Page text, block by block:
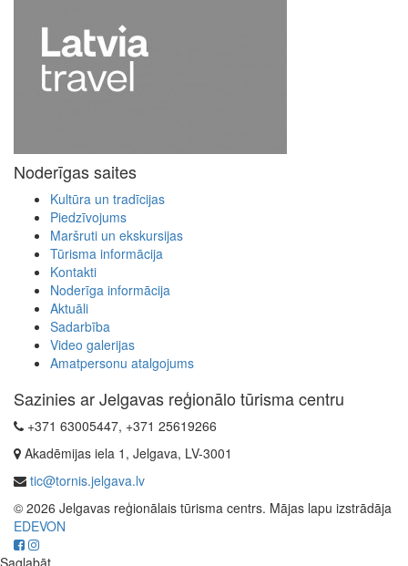
Noderīgas saites
Kultūra un tradīcijas
Piedzīvojums
Maršruti un ekskursijas
Tūrisma informācija
Kontakti
Noderīga informācija
Aktuāli
Sadarbība
Video galerijas
Amatpersonu atalgojums
Sazinies ar Jelgavas reģionālo tūrisma centru
+371 63005447, +371 25619266
Akadēmijas iela 1, Jelgava, LV-3001
tic@tornis.jelgava.lv
© 2026 Jelgavas reģionālais tūrisma centrs. Mājas lapu izstrādāja
EDEVON